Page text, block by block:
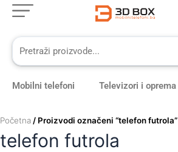
Skip
content
Mobilni telefoni Televizori i oprema
Početna / Proizvodi označeni “telefon futrola”
telefon futrola